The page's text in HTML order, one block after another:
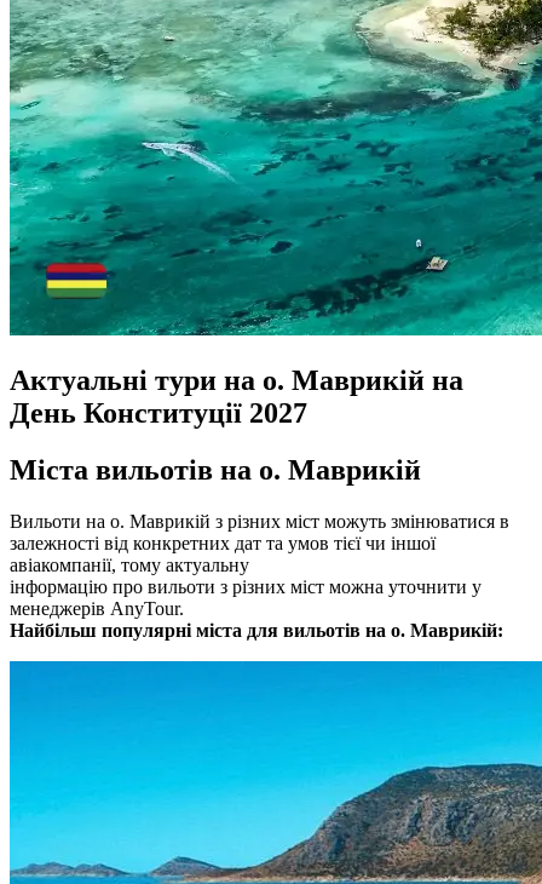
Актуальні тури на о. Маврикій на
День Конституції 2027
Міста вильотів на о. Маврикій
Вильоти на о. Маврикій з різних міст можуть змінюватися в
залежності від конкретних дат та умов тієї чи іншої
авіакомпанії, тому актуальну
інформацію про вильоти з різних міст можна уточнити у
менеджерів AnyTour.
Найбільш популярні міста для вильотів на о. Маврикій: